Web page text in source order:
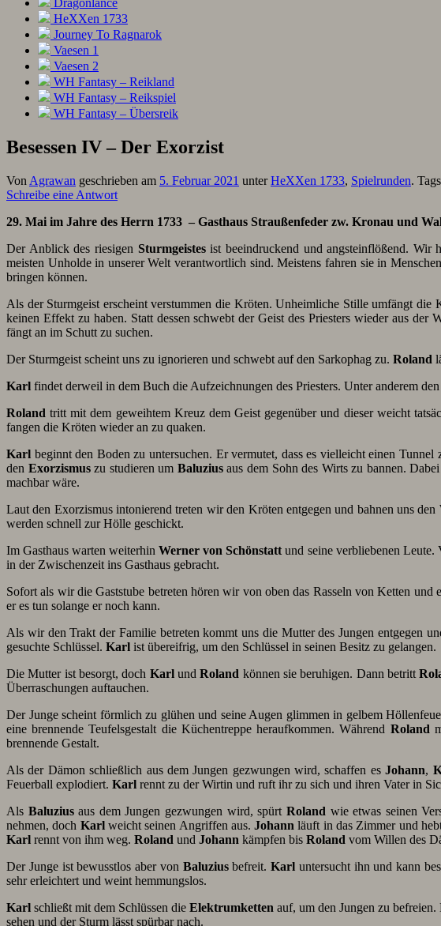
Dragonlance
HeXXen 1733
Journey To Ragnarok
Vaesen 1
Vaesen 2
WH Fantasy – Reikland
WH Fantasy – Reikspiel
WH Fantasy – Übersreik
Besessen IV – Der Exorzist
Von Agrawan geschrieben am 5. Februar 2021 unterHeXXen 1733, Spielrunden.
Schreibe eine Antwort
29. Mai im Jahre des Herrn 1733 – Gasthaus Straußenfeder zw. Kronau und
Der Anblick des riesigen Sturmgeistesist beeindruckend und angsteinflößend. Wir
meisten Unholde in unserer Welt verantwortlich sind. Meistens fahren sie in
bringen können.
Als der Sturmgeist erscheint verstummen die Kröten. Unheimliche Stille umfängt die
keinen Effekt zu haben. Statt dessen schwebt der Geist des Priesters wieder aus
fängt an im Schutt zu suchen.
Der Sturmgeist scheint uns zu ignorieren und schwebt auf den Sarkophag zu. Roland
Karl findet derweil in dem Buch die Aufzeichnungen des Priesters. Unter anderem
Roland tritt mit dem geweihtem Kreuz dem Geist gegenüber und dieser weicht
fangen die Kröten wieder an zu quaken.
Karl beginnt den Boden zu untersuchen. Er vermutet, dass es vielleicht einen
den Exorzismuszu studieren um Baluziusaus dem Sohn des Wirts zu bannen.
machbar wäre.
Laut den Exorzismus intonierend treten wir den Kröten entgegen und bahnen uns
werden schnell zur Hölle geschickt.
Im Gasthaus warten weiterhinWerner von Schönstatt und seine verbliebenen Leute.
in der Zwischenzeit ins Gasthaus gebracht.
Sofort als wir die Gaststube betreten hören wir von oben das Rasseln von Ketten
er es tun solange er noch kann.
Als wir den Trakt der Familie betreten kommt uns die Mutter des Jungen entgegen
gesuchte Schlüssel. Karl ist übereifrig, um den Schlüssel in seinen Besitz zu gelangen.
Die Mutter ist besorgt, doch KarlundRoland können sie beruhigen. Dann betritt
Überraschungen auftauchen.
Der Junge scheint förmlich zu glühen und seine Augen glimmen in gelbem
eine brennende Teufelsgestalt die Küchentreppe heraufkommen. Während Roland
brennende Gestalt.
Als der Dämon schließlich aus dem Jungen gezwungen wird, schaffen esJohann,
Feuerball explodiert. Karl rennt zu der Wirtin und ruft ihr zu sich und ihren Vater in
Als Baluziusaus dem Jungen gezwungen wird, spürt Roland wie etwas seinen
nehmen, doch Karlweicht seinen Angriffen aus.Johann läuft in das Zimmer und
Karl rennt von ihm weg. Roland und Johann kämpfen bis Roland vom Willen des
Der Junge ist bewusstlos aber von Baluziusbefreit.Karl untersucht ihn und kann
sehr erleichtert und weint hemmungslos.
Karl schließt mit dem Schlüssen dieElektrumketten auf, um den Jungen zu
sehen und der Sturm lässt spürbar nach.